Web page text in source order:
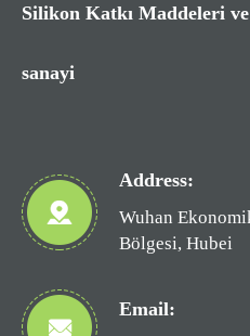
Silikon Katkı Maddeleri
sanayi
Address:
Wuhan
Bölgesi, Hubei
Email: